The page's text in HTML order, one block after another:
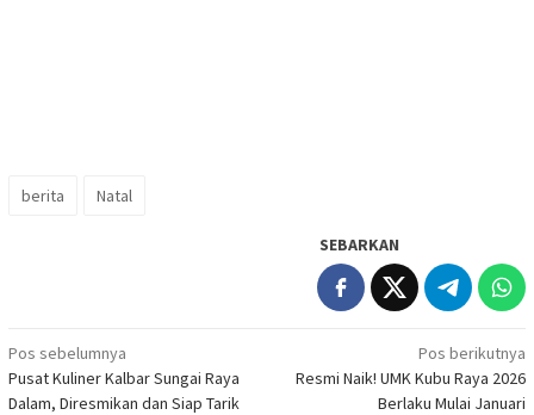
berita Natal
SEBARKAN
Navigasi
pos
Pos sebelumnya
Pusat Kuliner Kalbar Sungai Raya
Dalam, Diresmikan dan Siap Tarik
Pos berikutnya
Resmi Naik! UMK Kubu Raya 2026
Berlaku Mulai Januari